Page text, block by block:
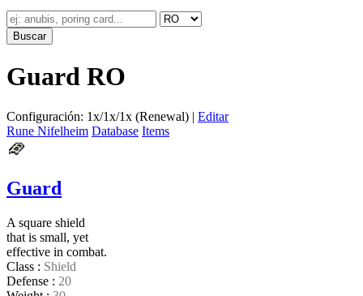
Guard RO
Configuración: 1x/1x/1x (Renewal) | Editar
Rune Nifelheim Database Items
Guard
A square shield
that is small, yet
effective in combat.
Class : Shield
Defense : 20